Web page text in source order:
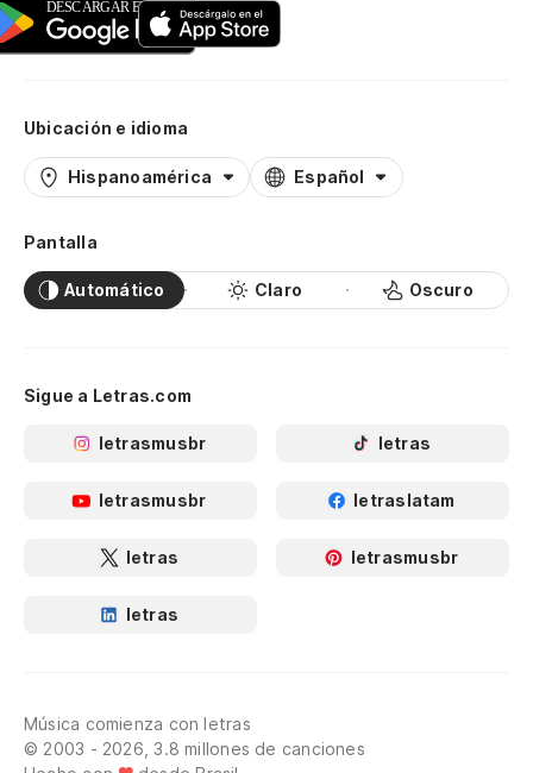
Ubicación e idioma
Hispanoamérica Español
Pantalla
Automático Claro Oscuro
Sigue a Letras.com
letrasmusbr letras
letrasmusbr letraslatam
letras letrasmusbr
letras
Música comienza con letras
© 2003 - 2026, 3.8 millones de canciones